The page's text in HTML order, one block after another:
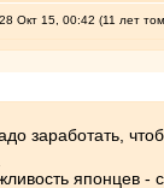
Окт 15, 00:42 (11 лет
заработать,
японцев -